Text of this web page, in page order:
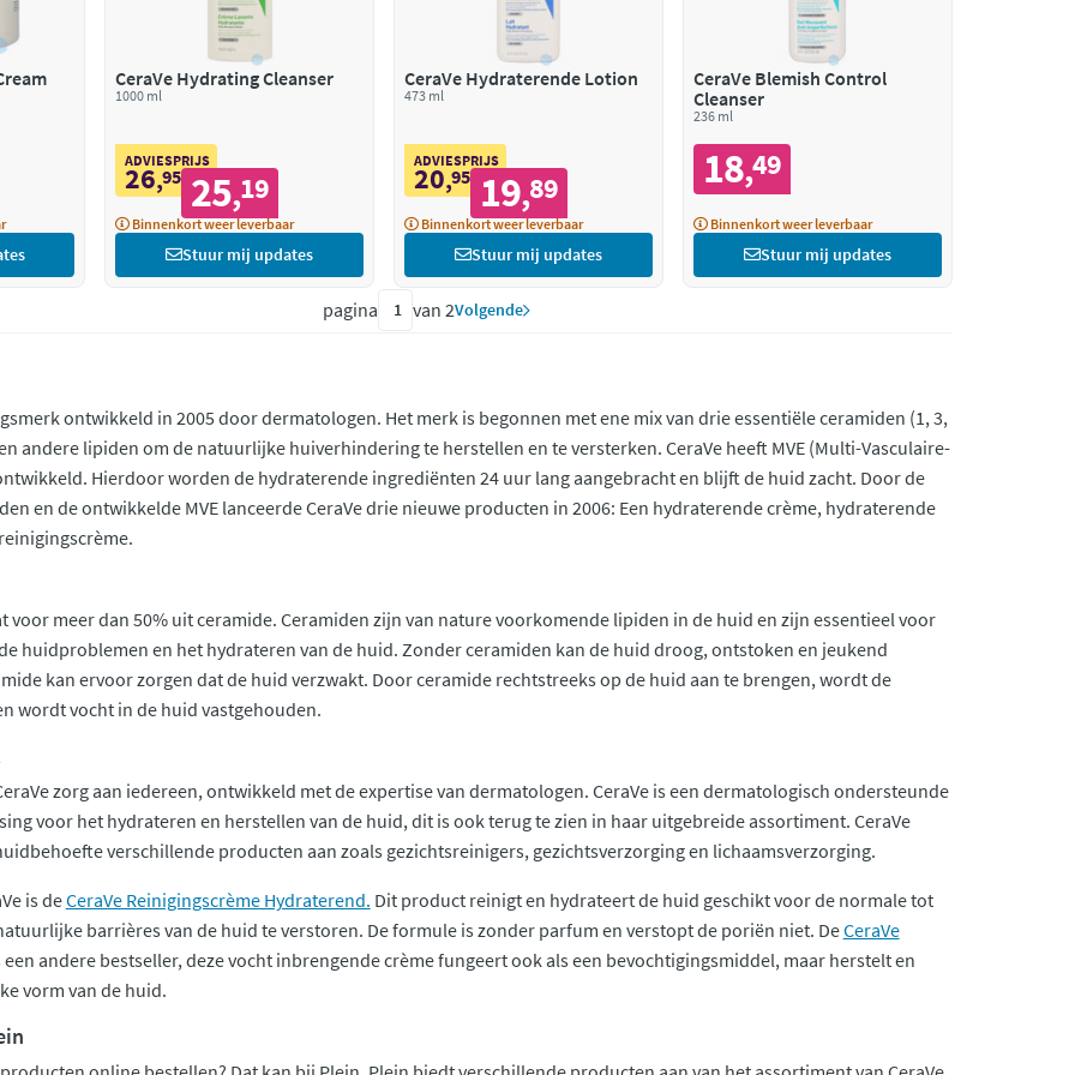
CeraVe Hydrating Cleanser
1000 ml
ADVIESPRIJS
26,95 25,19
Binnenkort weer leverbaar
Stuur mij updates
CeraVe Hydraterende Lotion
473 ml
ADVIESPRIJS
20,95 19,89
Binnenkort weer leverbaar
Stuur mij updates
CeraVe Blemish Control
Cleanser
236 ml
18,49
Binnenkort weer leverbaar
Stuur mij updates
pagina van 2Volgende
ontwikkeld in 2005 door dermatologen. Het merk is begonnen met ene mix van drie essentiële ceramiden (1, 3,
andere lipiden om de natuurlijke huiverhindering te herstellen en te versterken. CeraVe heeft MVE (Multi-Vasculaire-
Hierdoor worden de hydraterende ingrediënten 24 uur lang aangebracht en blijft de huid zacht. Door de
en de ontwikkelde MVE lanceerde CeraVe drie nieuwe producten in 2006: Een hydraterende crème, hydraterende
voor meer dan 50% uit ceramide. Ceramiden zijn van nature voorkomende lipiden in de huid en zijn essentieel voor
huidproblemen en het hydrateren van de huid. Zonder ceramiden kan de huid droog, ontstoken en jeukend
kan ervoor zorgen dat de huid verzwakt. Door ceramide rechtstreeks op de huid aan te brengen, wordt de
wordt vocht in de huid vastgehouden.
zorg aan iedereen, ontwikkeld met de expertise van dermatologen. CeraVe is een dermatologisch ondersteunde
voor het hydrateren en herstellen van de huid, dit is ook terug te zien in haar uitgebreide assortiment. CeraVe
verschillende producten aan zoals gezichtsreinigers, gezichtsverzorging en lichaamsverzorging.
is deCeraVe Reinigingscrème Hydraterend. Dit product reinigt en hydrateert de huid geschikt voor de normale tot
barrières van de huid te verstoren. De formule is zonder parfum en verstopt de poriën niet. DeCeraVe
andere bestseller, deze vocht inbrengende crème fungeert ook als een bevochtigingsmiddel, maar herstelt en
vorm van de huid.